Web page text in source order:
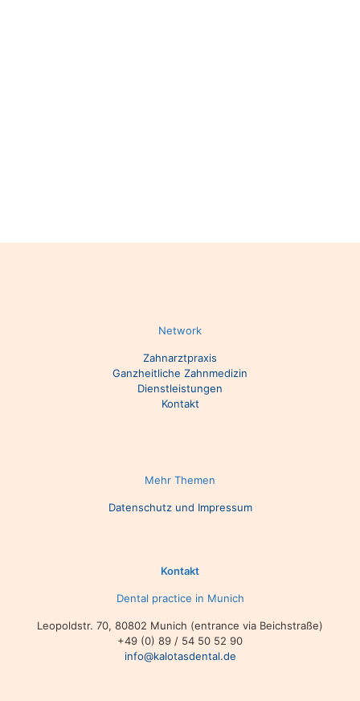
Network
Zahnarztpraxis
Ganzheitliche Zahnmedizin
Dienstleistungen
Kontakt
Mehr Themen
Datenschutz und Impressum
Kontakt
Dental practice in Munich
Leopoldstr. 70, 80802 Munich (entrance via Beichstraße)
+49 (0) 89 / 54 50 52 90
info@kalotasdental.de